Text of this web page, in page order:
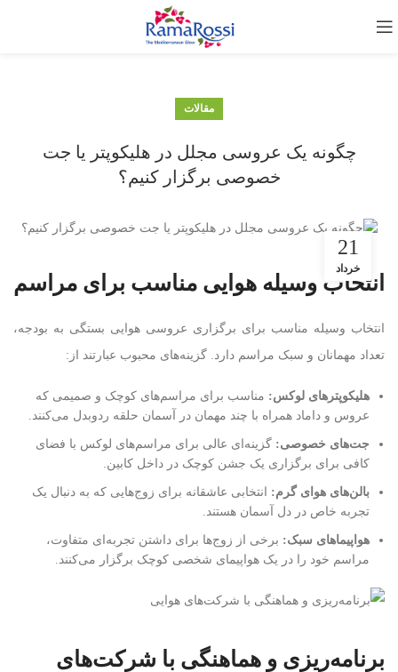
مقالات
چگونه یک عروسی مجلل در هلیکوپتر یا جت
خصوصی برگزار کنیم؟
21
خرداد
انتخاب وسیله هوایی مناسب برای مراسم
انتخاب وسیله مناسب برای برگزاری عروسی هوایی بستگی به بودجه،
تعداد مهمانان و سبک مراسم دارد. گزینه‌های محبوب عبارتند از:
هلیکوپترهای لوکس: مناسب برای مراسم‌های کوچک و صمیمی که
عروس و داماد همراه با چند مهمان در آسمان حلقه ردوبدل می‌کنند.
جت‌های خصوصی: گزینه‌ای عالی برای مراسم‌های لوکس با فضای
کافی برای برگزاری یک جشن کوچک در داخل کابین.
بالن‌های هوای گرم: انتخابی عاشقانه برای زوج‌هایی که به دنبال یک
تجربه خاص در دل آسمان هستند.
هواپیماهای سبک: برخی از زوج‌ها برای داشتن تجربه‌ای متفاوت،
مراسم خود را در یک هواپیمای شخصی کوچک برگزار می‌کنند.
برنامه‌ریزی و هماهنگی با شرکت‌های